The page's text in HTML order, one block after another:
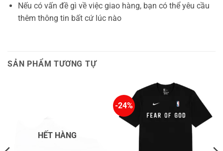
Nếu có vấn đề gì về việc giao hàng, bạn có thể yêu cầu
thêm thông tin bất cứ lúc nào
SẢN PHẨM TƯƠNG TỰ
HẾT HÀNG
-24%